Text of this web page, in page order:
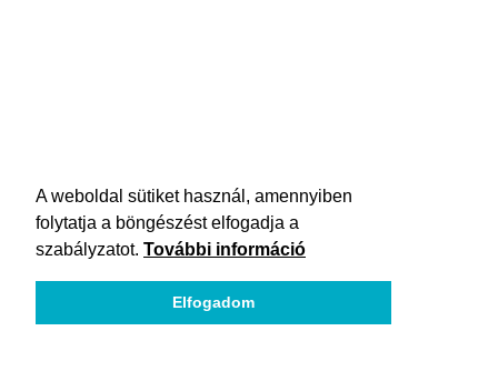
A weboldal sütiket használ, amennyiben
folytatja a böngészést elfogadja a
szabályzatot. További információ
Elfogadom